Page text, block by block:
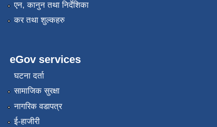
एन, कानुन तथा निर्देशिका
कर तथा शुल्कहरु
eGov services
घटना दर्ता
सामाजिक सुरक्षा
नागरिक वडापत्र
ई-हाजीरी